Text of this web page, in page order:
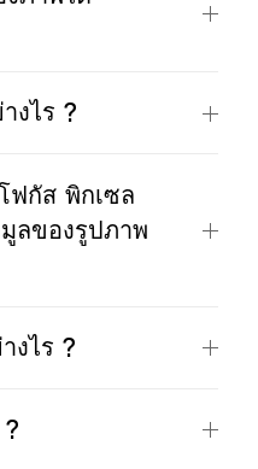
งไร ?
ฟกัส พิกเซล
ลของรูปภาพ
งไร ?